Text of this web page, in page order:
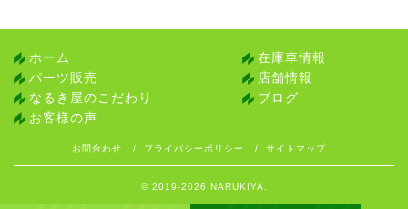
残されています。
検査の厳しい業者オークション仕入れですので、実走行
と修復歴のないことがきちんと確認されているお車で
ホーム
在庫車情報
パーツ販売
店舗情報
なるき屋のこだわり
ブログ
お客様の声
お問合わせ プライバシーポリシー サイトマップ
© 2019-2026 NARUKIYA.